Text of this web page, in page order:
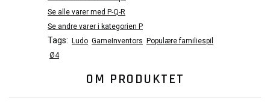
Se alle varer med P-Q-R
Se andre varer i kategorien P
Tags: Ludo GameInventors
Populære familiespil
Ø4
OM PRODUKTET